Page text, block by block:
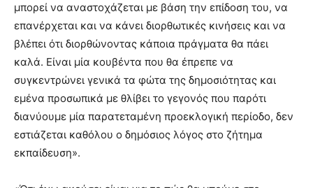
μπορεί να αναστοχάζεται με βάση την επίδοση του, να
επανέρχεται και να κάνει διορθωτικές κινήσεις και να
βλέπει ότι διορθώνοντας κάποια πράγματα θα πάει
καλά. Είναι μία κουβέντα που θα έπρεπε να
συγκεντρώνει γενικά τα φώτα της δημοσιότητας και
εμένα προσωπικά με θλίβει το γεγονός που παρότι
διανύουμε μία παρατεταμένη προεκλογική περίοδο, δεν
εστιάζεται καθόλου ο δημόσιος λόγος στο ζήτημα
εκπαίδευση».